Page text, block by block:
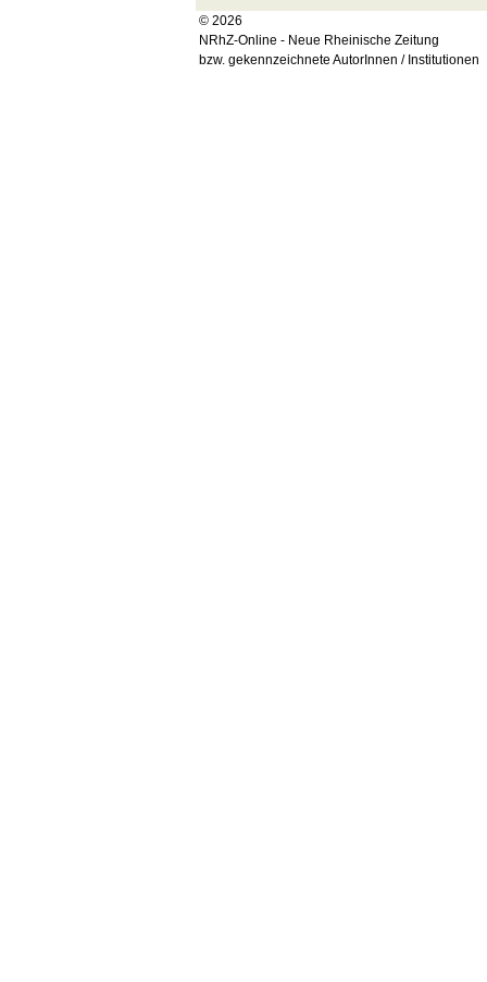
© 2026
NRhZ-Online - Neue Rheinische Zeitung
bzw. gekennzeichnete AutorInnen / Institutionen